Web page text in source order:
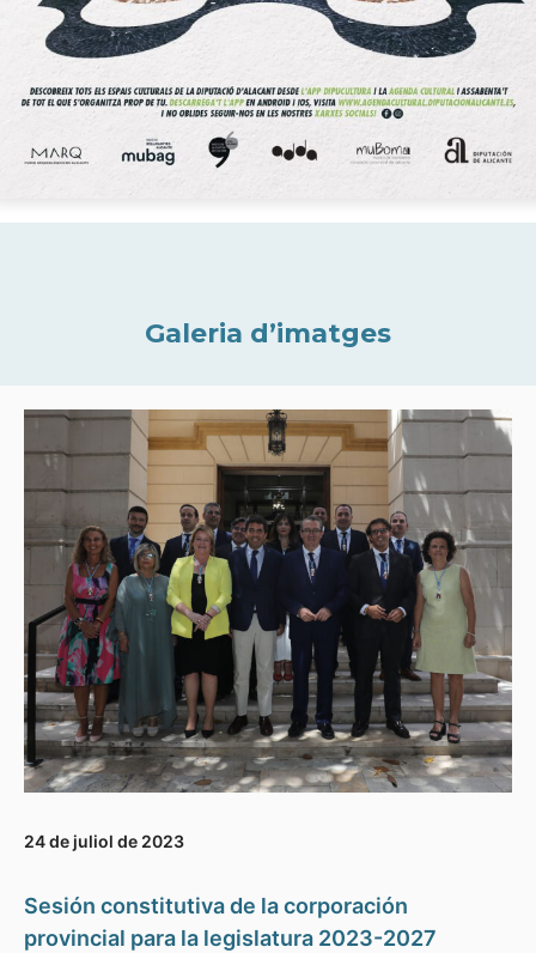
Galeria d’imatges
24 de juliol de 2023
Sesión constitutiva de la corporación
provincial para la legislatura 2023-2027